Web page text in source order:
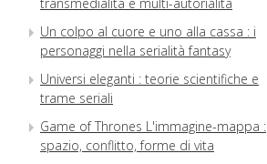
Un colpo al cuore e uno alla cassa : i
personaggi nella serialità fantasy
Universi eleganti : teorie scientifiche e
trame seriali
Game of Thrones L'immagine-mappa :
spazio, conflitto, forme di vita